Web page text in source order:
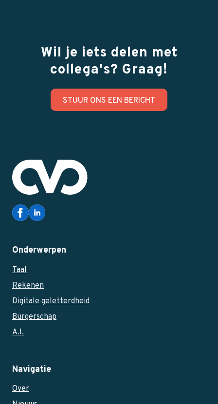
Wil je iets delen met
collega's? Graag!
STUUR ONS EEN BERICHT
Onderwerpen
Taal
Rekenen
Digitale geletterdheid
Burgerschap
A.I.
Navigatie
Over